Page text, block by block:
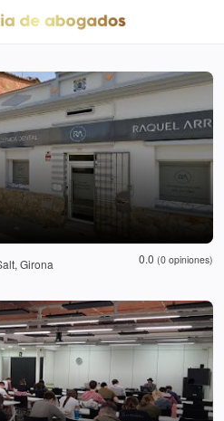
Girona 0.0 (0 opiniones)